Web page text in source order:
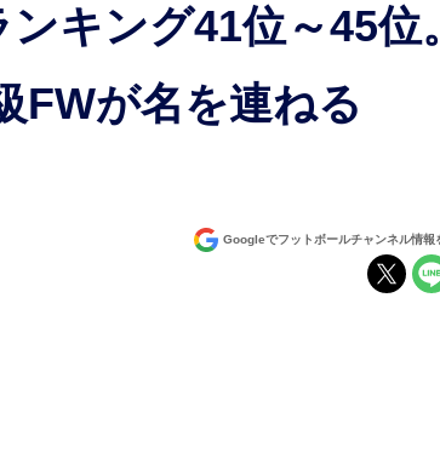
FWが名を連ねる
Googleでフットボールチャンネル情報